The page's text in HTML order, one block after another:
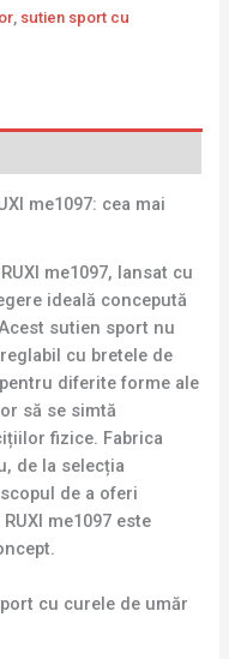
sutien sport cu
me1097: cea mai
me1097, lansat cu
ideală concepută
sutien sport nu
cu bretele de
diferite forme ale
să se simtă
fizice. Fabrica
de la selecția
de a oferi
me1097 este
cu curele de umăr